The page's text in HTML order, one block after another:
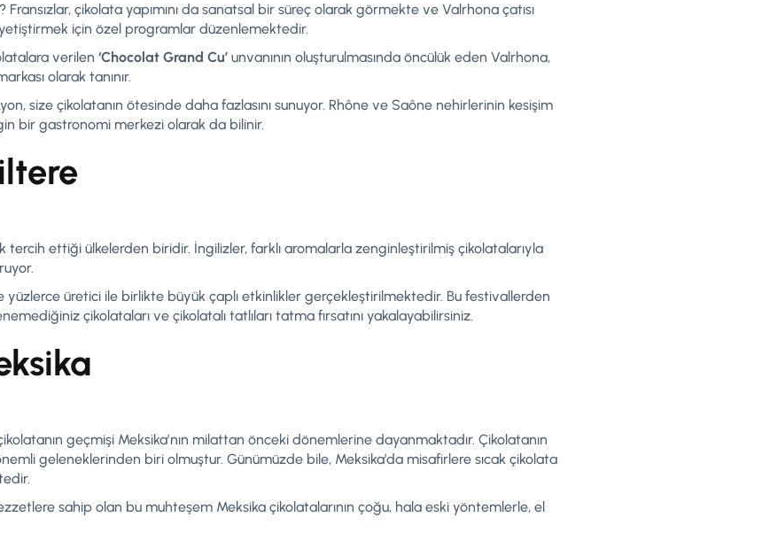
çikolata yapımını da sanatsal bir süreç olarak görmekte ve Valrhona çatısı
için özel programlar düzenlemektedir.
verilen ‘Chocolat Grand Cu’ unvanının oluşturulmasında öncülük eden Valrhona,
olarak tanınır.
size çikolatanın ötesinde daha fazlasını sunuyor. Rhône ve Saône nehirlerinin kesişim
bir gastronomi merkezi olarak da bilinir.
tercih ettiği ülkelerden biridir. İngilizler, farklı aromalarla zenginleştirilmiş çikolatalarıyla
yüzlerce üretici ile birlikte büyük çaplı etkinlikler gerçekleştirilmektedir. Bu festivallerden
çikolataları ve çikolatalı tatlıları tatma fırsatını yakalayabilirsiniz.
geçmişi Meksika’nın milattan önceki dönemlerine dayanmaktadır. Çikolatanın
geleneklerinden biri olmuştur. Günümüzde bile, Meksika’da misafirlere sıcak çikolata
sahip olan bu muhteşem Meksika çikolatalarının çoğu, hala eski yöntemlerle, el